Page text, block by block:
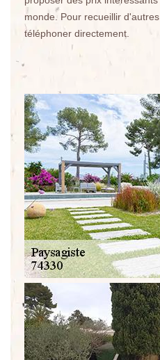
monde. Pour recueillir
téléphoner directement.